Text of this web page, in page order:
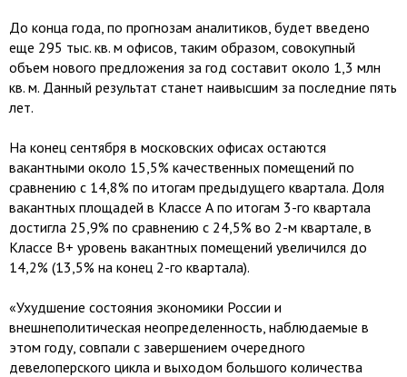
До конца года, по прогнозам аналитиков, будет введено
еще 295 тыс. кв. м офисов, таким образом, совокупный
объем нового предложения за год составит около 1,3 млн
кв. м. Данный результат станет наивысшим за последние пять
лет.
На конец сентября в московских офисах остаются
вакантными около 15,5% качественных помещений по
сравнению с 14,8% по итогам предыдущего квартала. Доля
вакантных площадей в Классе А по итогам 3-го квартала
достигла 25,9% по сравнению с 24,5% во 2-м квартале, в
Классе B+ уровень вакантных помещений увеличился до
14,2% (13,5% на конец 2-го квартала).
«Ухудшение состояния экономики России и
внешнеполитическая неопределенность, наблюдаемые в
этом году, совпали с завершением очередного
девелоперского цикла и выходом большого количества